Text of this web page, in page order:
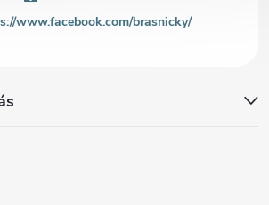
www.facebook.com/brasnicky/